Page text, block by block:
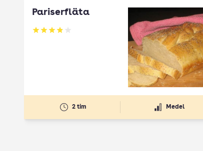
Pariserfläta
Betyg: 3.89 av 5
2 tim Medel